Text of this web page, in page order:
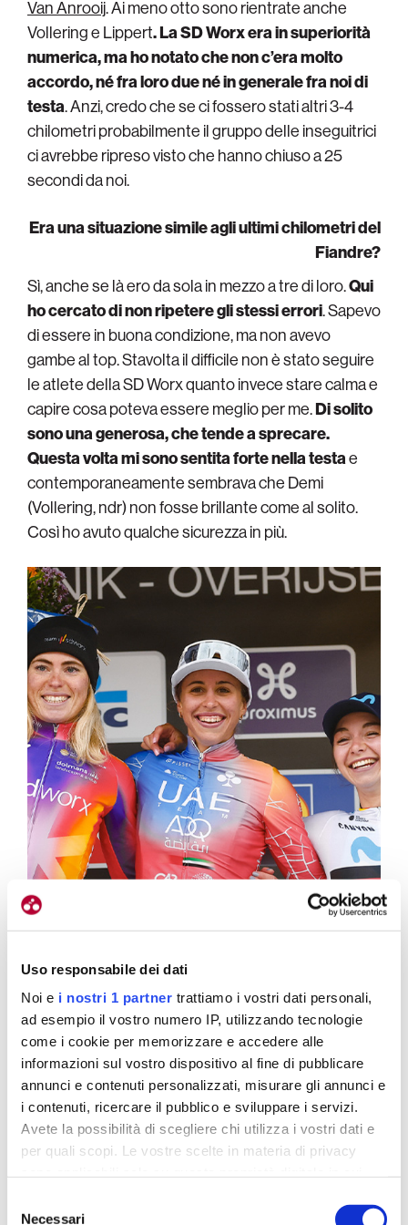
Uso responsabile dei dati
Noi e i nostri 1 partner trattiamo i vostri dati personali,
ad esempio il vostro numero IP, utilizzando tecnologie
come i cookie per memorizzare e accedere alle
informazioni sul vostro dispositivo al fine di pubblicare
annunci e contenuti personalizzati, misurare gli annunci e
i contenuti, ricercare il pubblico e sviluppare i servizi.
Avete la possibilità di scegliere chi utilizza i vostri dati e
per quali scopi. Le vostre scelte in materia di privacy
revocare il proprio consenso in qualsiasi momento dalla
Necessari
Van Anrooij. Ai meno otto sono rientrate anche
Vollering e Lippert. La SD Worx era in superiorità
numerica, ma ho notato che non c’era molto
accordo, né fra loro due né in generale fra noi di
testa. Anzi, credo che se ci fossero stati altri 3-4
chilometri probabilmente il gruppo delle inseguitrici
ci avrebbe ripreso visto che hanno chiuso a 25
secondi da noi.
Era una situazione simile agli ultimi chilometri del
Fiandre?
Sì, anche se là ero da sola in mezzo a tre di loro.Qui
ho cercato di non ripetere gli stessi errori. Sapevo
di essere in buona condizione, ma non avevo
gambe al top. Stavolta il difficile non è stato seguire
le atlete della SD Worx quanto invece stare calma e
capire cosa poteva essere meglio per me.Di solito
sono una generosa, che tende a sprecare.
Questa volta mi sono sentita fortenella testae
contemporaneamente sembrava che Demi
(Vollering, ndr) non fosse brillante come al solito.
Così ho avuto qualche sicurezza in più.
Vittoria di qualità per Persico al Brabante. Vollering e Lippert sono
Poi hai impostato la tua solita volata di rimonta.
Non potevo fare altro (sorride, ndr). Ho sì uno
spunto veloce, ma non lungo.Dopo un chilometro